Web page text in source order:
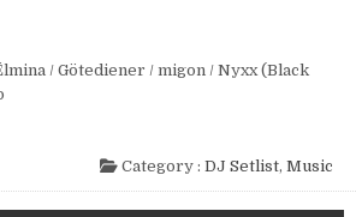
/ Götediener / migon / Nyxx (Black
Category : DJ Setlist, Music